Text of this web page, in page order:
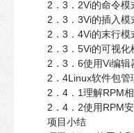
2．3．2Vi的命令模
2．3．3Vi的插入模
2．3．4Vi的末行模
2．3．5Vi的可视
2．3．6使用Vi编
2．4Linux软件包管
2．4．1理解RPM
2．4．2使用RPM
项目小结